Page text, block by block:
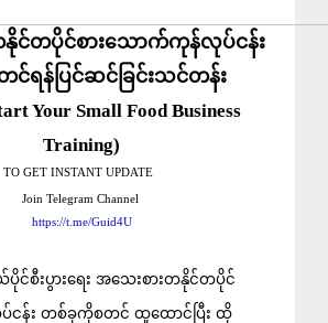
င်တပိုင်စားသောက်ကုန်လုပ်ငန်း
ရန်ပြင်ဆင်ခြင်းသင်တန်း
Your Small Food Business
Training)
TO GET INSTANT UPDATE
Join Telegram Channel
https://t.me/Guid4U
င်စီးပွားရေး အသေးစားတနိုင်တပိုင်
ငန်း တစ်ခုကိုစတင် ထူထောင်ပြီး ထို